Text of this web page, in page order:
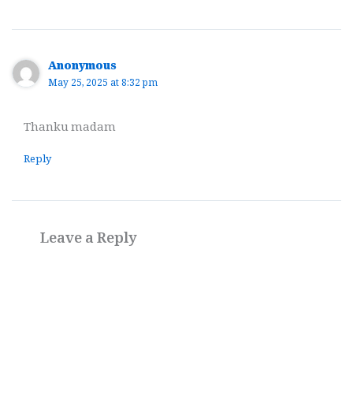
Anonymous
May 25, 2025 at 8:32 pm
Thanku madam
Reply
Leave a Reply